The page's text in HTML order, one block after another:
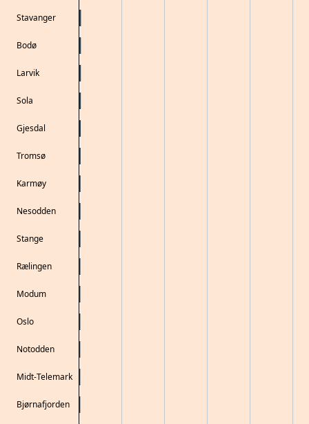
Stavanger
Bodø
Larvik
Sola
Gjesdal
Tromsø
Karmøy
Nesodden
Stange
Rælingen
Modum
Oslo
Notodden
Midt-Telemark
Bjørnafjorden